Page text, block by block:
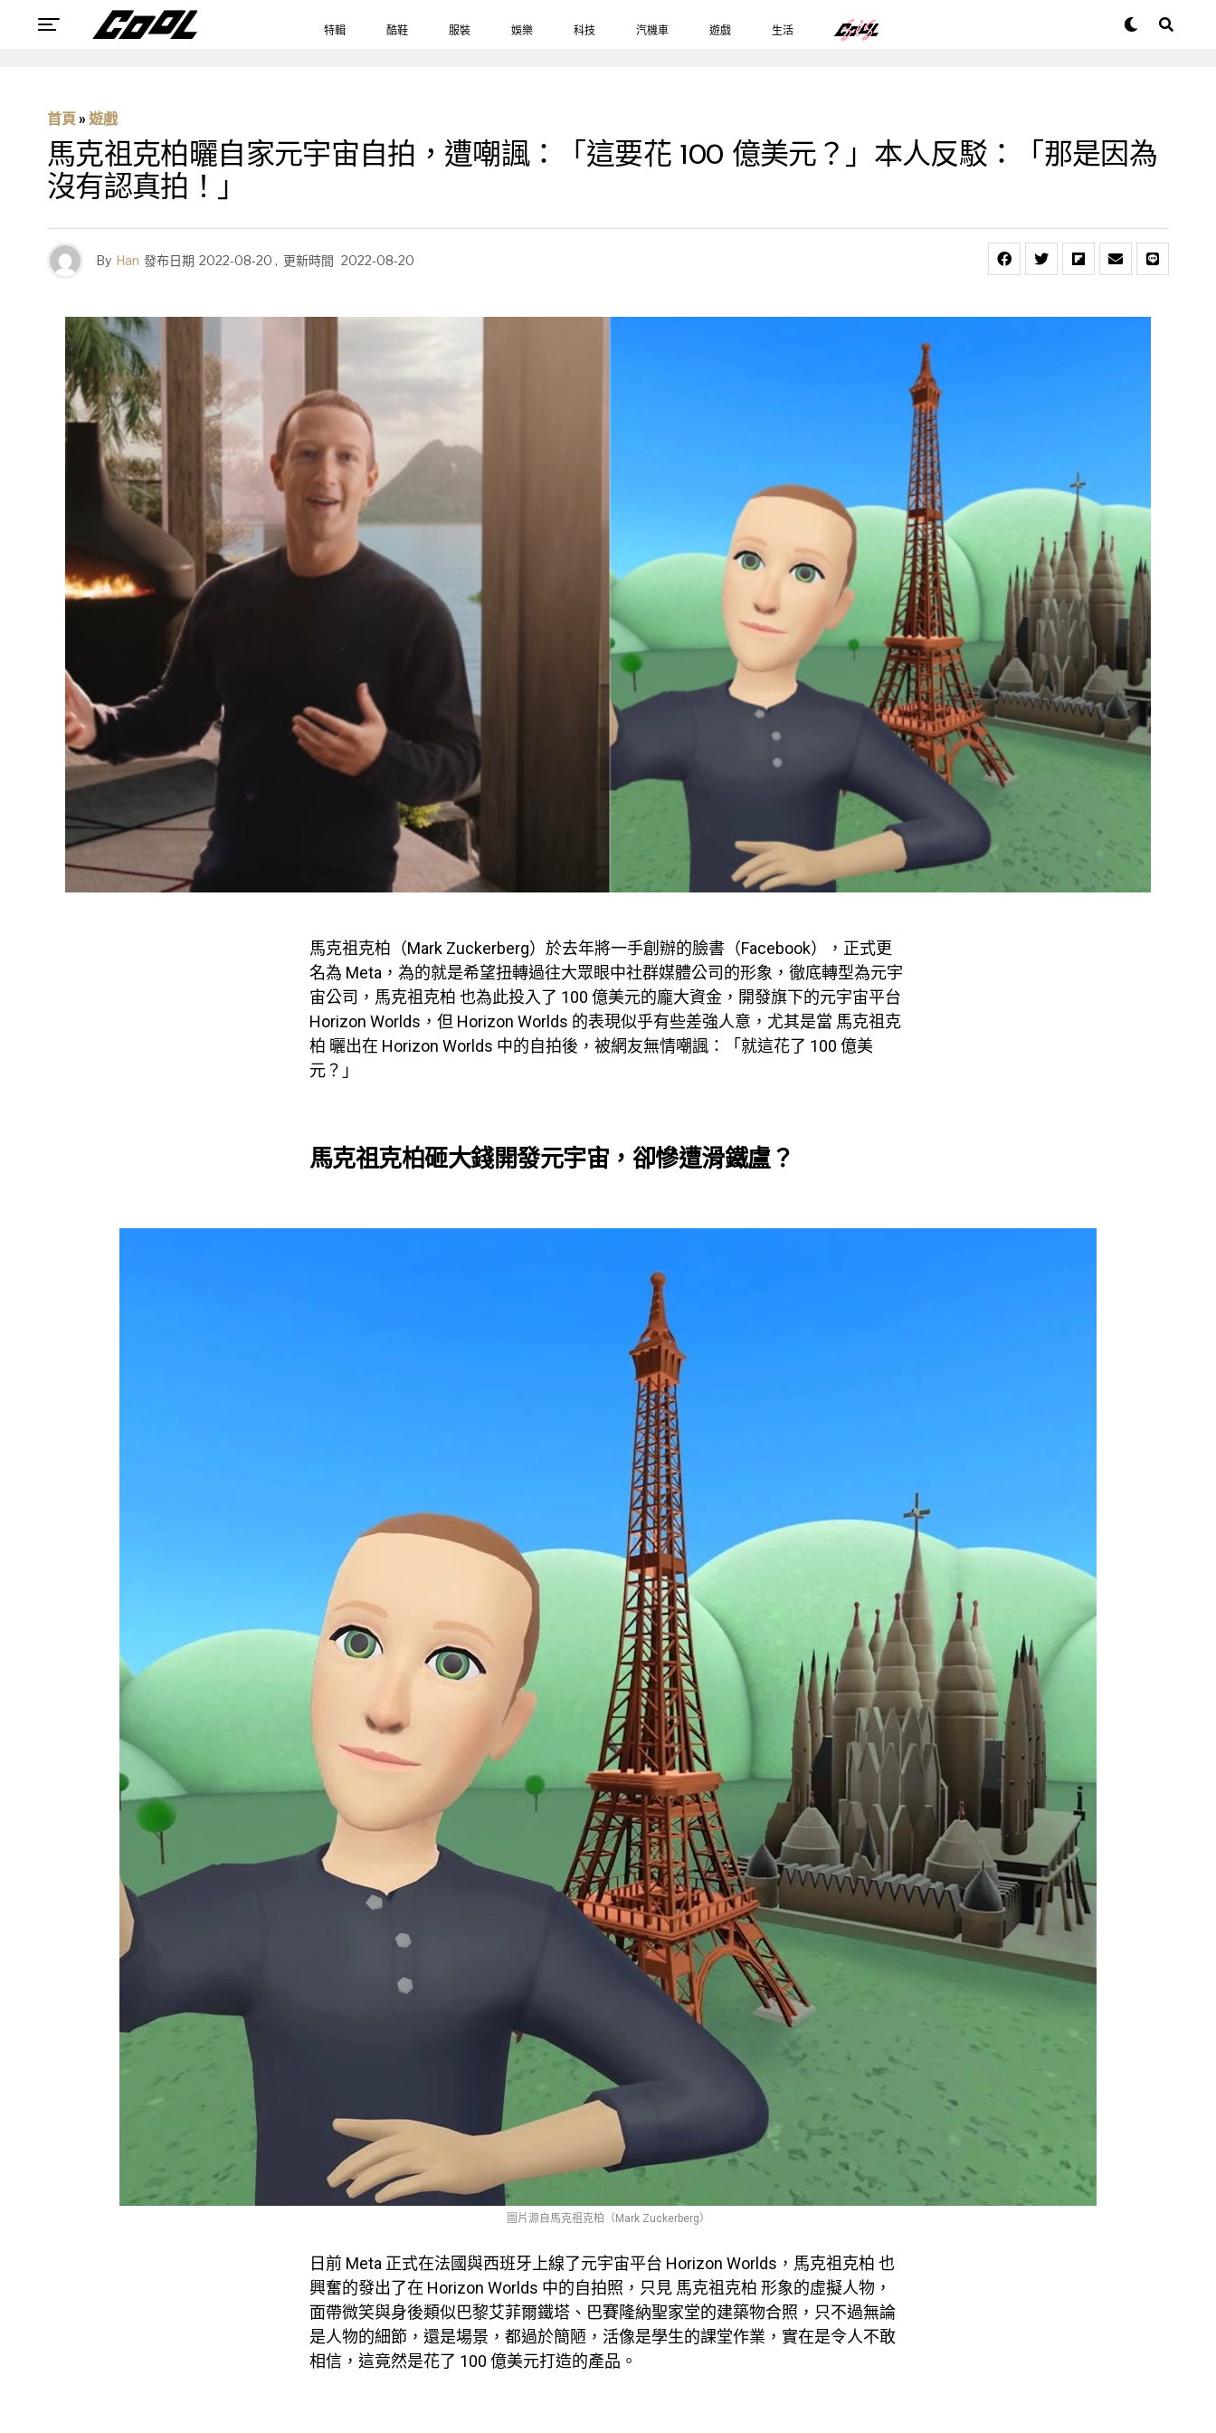
特輯 酷鞋 服裝 娛樂 科技 汽機車 遊戲 生活
首頁 » 遊戲
馬克祖克柏曬自家元宇宙自拍，遭嘲諷：「這要花 100 億美元？」本人反駁：「那是因為
沒有認真拍！」
By Han 發布日期 2022-08-20 , 更新時間 2022-08-20
馬克祖克柏（Mark Zuckerberg）於去年將一手創辦的臉書（Facebook），正式更
名為 Meta，為的就是希望扭轉過往大眾眼中社群媒體公司的形象，徹底轉型為元宇
宙公司，馬克祖克柏 也為此投入了 100 億美元的龐大資金，開發旗下的元宇宙平台
Horizo​​n Worlds，但 Horizo​​n Worlds 的表現似乎有些差強人意，尤其是當 馬克祖克
柏 曬出在 Horizo​​n Worlds 中的自拍後，被網友無情嘲諷：「就這花了 100 億美
元？」
馬克祖克柏砸大錢開發元宇宙，卻慘遭滑鐵盧？
圖片源自馬克祖克柏（Mark Zuckerberg）
日前 Meta 正式在法國與西班牙上線了元宇宙平台 Horizo​​n Worlds，馬克祖克柏 也
興奮的發出了在 Horizo​​n Worlds 中的自拍照，只見 馬克祖克柏 形象的虛擬人物，
面帶微笑與身後類似巴黎艾菲爾鐵塔、巴賽隆納聖家堂的建築物合照，只不過無論
是人物的細節，還是場景，都過於簡陋，活像是學生的課堂作業，實在是令人不敢
相信，這竟然是花了 100 億美元打造的產品。